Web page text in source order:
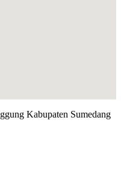
Kabupaten Sumedang